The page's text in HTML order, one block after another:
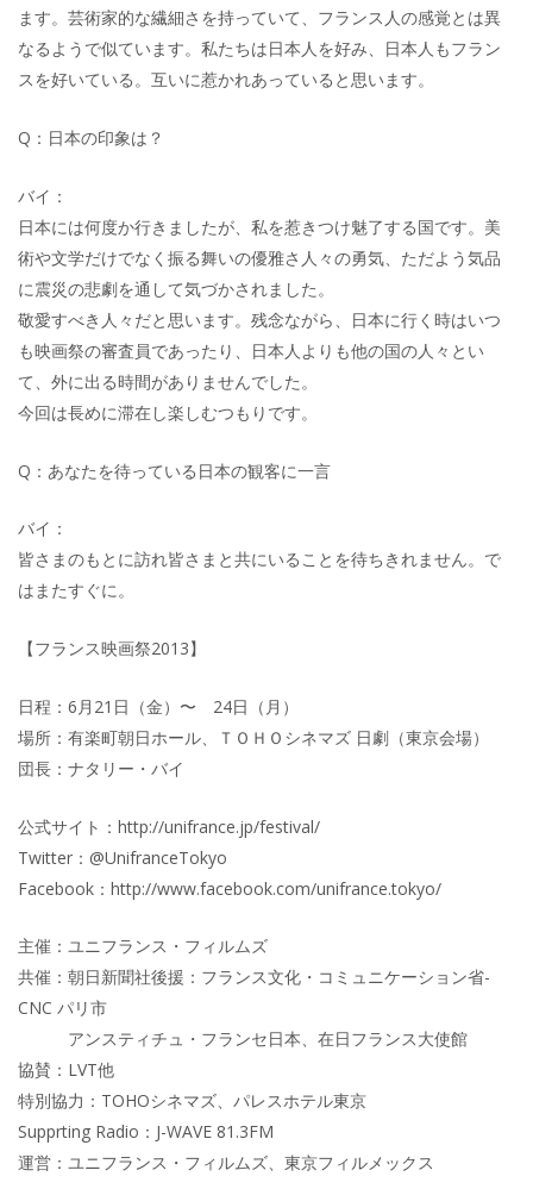
ます。芸術家的な繊細さを持っていて、フランス人の感覚とは異
なるようで似ています。私たちは日本人を好み、日本人もフラン
スを好いている。互いに惹かれあっていると思います。
Q：日本の印象は？
バイ：
日本には何度か行きましたが、私を惹きつけ魅了する国です。美
術や文学だけでなく振る舞いの優雅さ人々の勇気、ただよう気品
に震災の悲劇を通して気づかされました。
敬愛すべき人々だと思います。残念ながら、日本に行く時はいつ
も映画祭の審査員であったり、日本人よりも他の国の人々とい
て、外に出る時間がありませんでした。
今回は長めに滞在し楽しむつもりです。
Q：あなたを待っている日本の観客に一言
バイ：
皆さまのもとに訪れ皆さまと共にいることを待ちきれません。で
はまたすぐに。
【フランス映画祭2013】
日程：6月21日（金）〜 24日（月）
場所：有楽町朝日ホール、ＴＯＨＯシネマズ 日劇（東京会場）
団長：ナタリー・バイ
公式サイト：http://unifrance.jp/festival/
Twitter：@UnifranceTokyo
Facebook：http://www.facebook.com/unifrance.tokyo/
主催：ユニフランス・フィルムズ
共催：朝日新聞社後援：フランス文化・コミュニケーション省-
CNC パリ市
アンスティチュ・フランセ日本、在日フランス大使館
協賛：LVT他
特別協力：TOHOシネマズ、パレスホテル東京
Supprting Radio：J-WAVE 81.3FM
運営：ユニフランス・フィルムズ、東京フィルメックス